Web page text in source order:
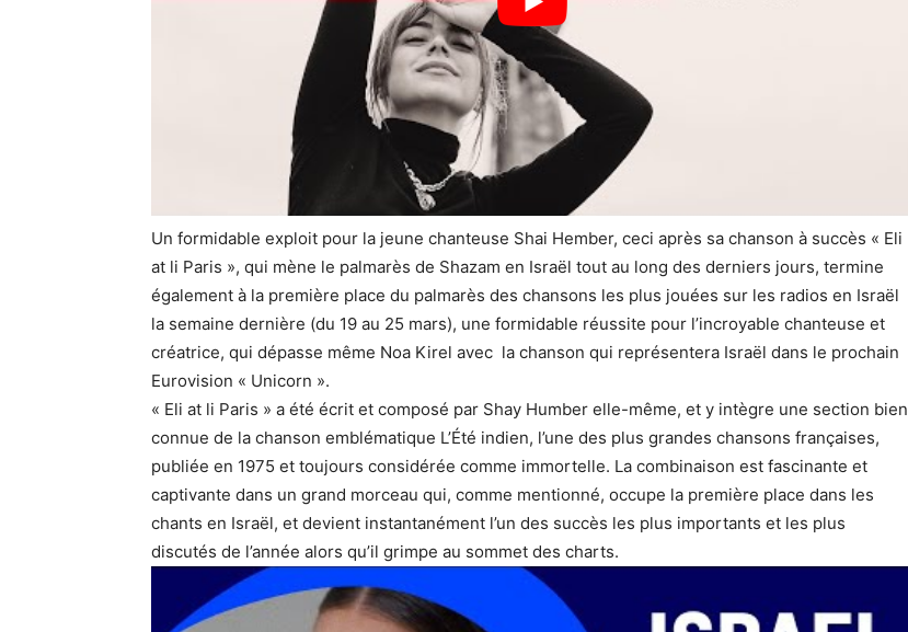
Un formidable exploit pour la jeune chanteuse Shai Hember, ceci après sa chanson à succès « Eli
at li Paris », qui mène le palmarès de Shazam en Israël tout au long des derniers jours, termine
également à la première place du palmarès des chansons les plus jouées sur les radios en Israël
la semaine dernière (du 19 au 25 mars), une formidable réussite pour l’incroyable chanteuse et
créatrice, qui dépasse même Noa Kirel avec la chanson qui représentera Israël dans le prochain
Eurovision « Unicorn ».
« Eli at li Paris » a été écrit et composé par Shay Humber elle-même, et y intègre une section bien
connue de la chanson emblématique L’Été indien, l’une des plus grandes chansons françaises,
publiée en 1975 et toujours considérée comme immortelle. La combinaison est fascinante et
captivante dans un grand morceau qui, comme mentionné, occupe la première place dans les
chants en Israël, et devient instantanément l’un des succès les plus importants et les plus
discutés de l’année alors qu’il grimpe au sommet des charts.